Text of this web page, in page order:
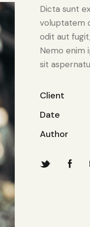
Dicta sunt
voluptatem
odit aut
Nemo enim
sit
Client
Date
Author